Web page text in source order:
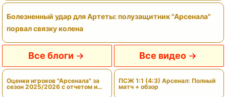
Болезненный удар для Артеты: полузащитник "Арсенала"
порвал связку колена
Все блоги
Оценки игроков "Арсенала" за
сезон 2025/2026 с отчетом и
вердиктами
Все видео
ПСЖ 1:1 (4:3) Арсенал: Полный
матч + обзор